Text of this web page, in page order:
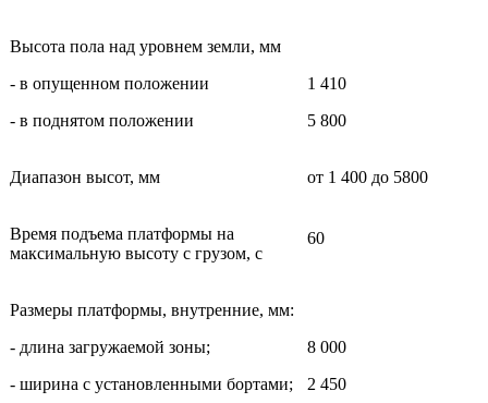
Высота пола над уровнем земли, мм
- в опущенном положении
- в поднятом положении
1 410
5 800
Диапазон высот, мм от 1 400 до 5800
Время подъема платформы на
максимальную высоту с грузом, с
60
Размеры платформы, внутренние, мм:
- длина загружаемой зоны;
- ширина с установленными бортами;
8 000
2 450